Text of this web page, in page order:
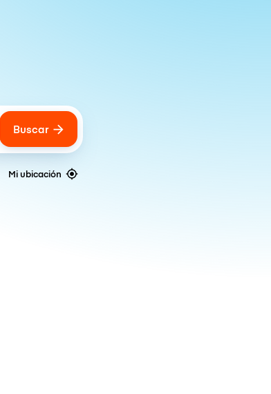
Buscar
Mi ubicación